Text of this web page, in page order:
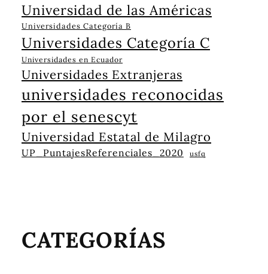
Universidad de las Américas
Universidades Categoría B
Universidades Categoría C
Universidades en Ecuador
Universidades Extranjeras
universidades reconocidas
por el senescyt
Universidad Estatal de Milagro
UP_PuntajesReferenciales_2020 usfq
CATEGORÍAS